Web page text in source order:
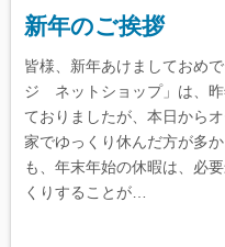
新年のご挨拶
皆様、新年あけましておめ
ジ ネットショップ」は、
ておりましたが、本日から
家でゆっくり休んだ方が多
も、年末年始の休暇は、必
くりすることが…